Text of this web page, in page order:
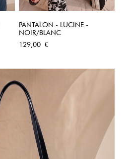
PANTALON - LUCINE -
NOIR/BLANC
Prix
129,00 €